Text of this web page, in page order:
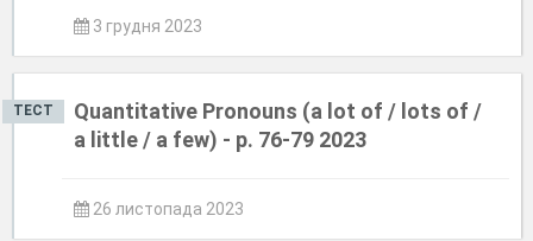
3 грудня 2023
ТЕСТ
Quantitative Pronouns (a lot of / lots of /
a little / a few) - p. 76-79 2023
26 листопада 2023